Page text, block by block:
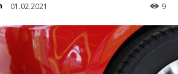
01.02.2021 9